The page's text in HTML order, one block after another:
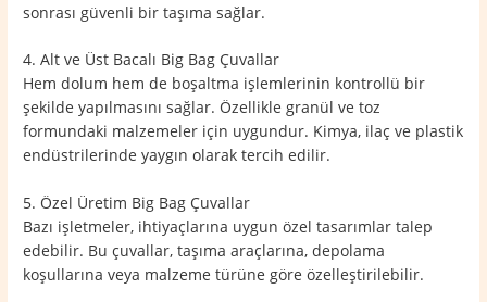
sonrası güvenli bir taşıma sağlar.
4. Alt ve Üst Bacalı Big Bag Çuvallar
Hem dolum hem de boşaltma işlemlerinin kontrollü bir
şekilde yapılmasını sağlar. Özellikle granül ve toz
formundaki malzemeler için uygundur. Kimya, ilaç ve plastik
endüstrilerinde yaygın olarak tercih edilir.
5. Özel Üretim Big Bag Çuvallar
Bazı işletmeler, ihtiyaçlarına uygun özel tasarımlar talep
edebilir. Bu çuvallar, taşıma araçlarına, depolama
koşullarına veya malzeme türüne göre özelleştirilebilir.